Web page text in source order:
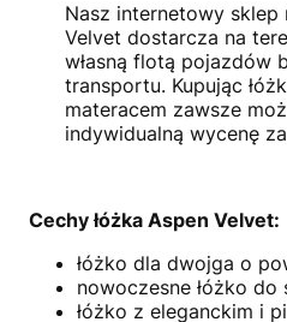
Nasz internetowy sklep
Velvet dostarcza na
własną flotą pojazdów
transportu. Kupując
materacem zawsze
indywidualną wycenę
Cechy łóżka Aspen Velvet:
łóżko dla dwojga o
nowoczesne łóżko do
łóżko z eleganckim i